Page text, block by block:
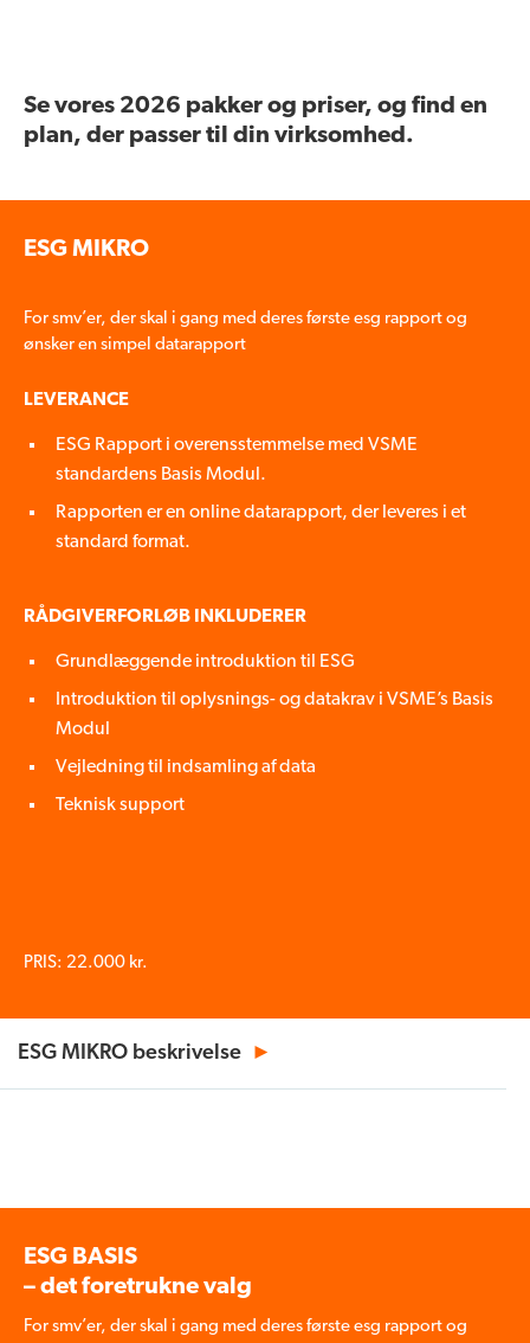
Se vores 2026 pakker og priser, og find en
plan, der passer til din virksomhed.
ESG MIKRO
For smv’er, der skal i gang med deres første esg rapport og
ønsker en simpel datarapport
LEVERANCE
ESG Rapport i overensstemmelse med VSME
standardens Basis Modul.
Rapporten er en online datarapport, der leveres i et
standard format.
RÅDGIVERFORLØB INKLUDERER
Grundlæggende introduktion til ESG
Introduktion til oplysnings- og datakrav i VSME’s Basis
Modul
Vejledning til indsamling af data
Teknisk support
PRIS: 22.000 kr.
ESG MIKRO beskrivelse ►
ESG BASIS
– det foretrukne valg
For smv’er, der skal i gang med deres første esg rapport og